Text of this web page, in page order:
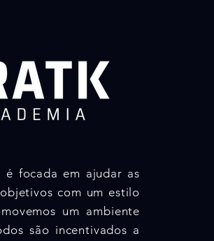
é focada em ajudar as
com um estilo
um ambiente
são incentivados a